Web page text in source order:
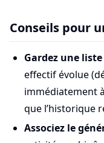
Conseils pour
Gardez une
effectif évolue
immédiatement
que l’historique
Associez le